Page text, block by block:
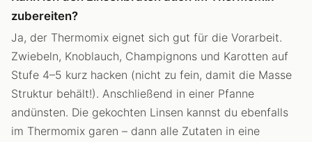
zubereiten?
Ja, der Thermomix eignet sich gut für die Vorarbeit.
Zwiebeln, Knoblauch, Champignons und Karotten auf
Stufe 4–5 kurz hacken (nicht zu fein, damit die Masse
Struktur behält!). Anschließend in einer Pfanne
andünsten. Die gekochten Linsen kannst du ebenfalls
im Thermomix garen – dann alle Zutaten in eine